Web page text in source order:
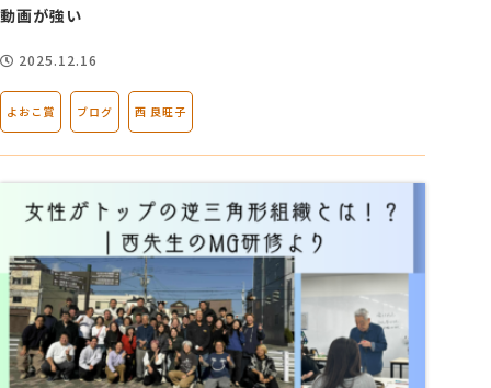
動画が強い
2025.12.16
よおこ賞 ブログ 西 良旺子